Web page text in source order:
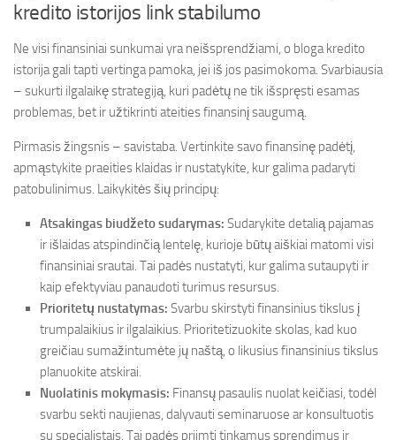
kredito istorijos link stabilumo
Ne visi finansiniai sunkumai yra neišsprendžiami, o bloga kredito
istorija gali tapti vertinga pamoka, jei iš jos pasimokoma. Svarbiausia
– sukurti ilgalaikę strategiją, kuri padėtų ne tik išspręsti esamas
problemas, bet ir užtikrinti ateities finansinį saugumą.
Pirmasis žingsnis – savistaba. Vertinkite savo finansinę padėtį,
apmąstykite praeities klaidas ir nustatykite, kur galima padaryti
patobulinimus. Laikykitės šių principų:
Atsakingas biudžeto sudarymas: Sudarykite detalią pajamas
ir išlaidas atspindinčią lentelę, kurioje būtų aiškiai matomi visi
finansiniai srautai. Tai padės nustatyti, kur galima sutaupyti ir
kaip efektyviau panaudoti turimus resursus.
Prioritetų nustatymas: Svarbu skirstyti finansinius tikslus į
trumpalaikius ir ilgalaikius. Prioritetizuokite skolas, kad kuo
greičiau sumažintumėte jų naštą, o likusius finansinius tikslus
planuokite atskirai.
Nuolatinis mokymasis: Finansų pasaulis nuolat keičiasi, todėl
svarbu sekti naujienas, dalyvauti seminaruose ar konsultuotis
su specialistais. Tai padės priimti tinkamus sprendimus ir